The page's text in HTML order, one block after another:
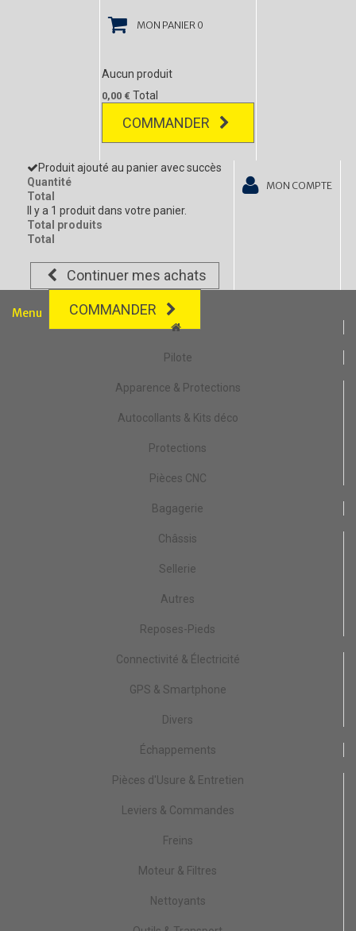
MON PANIER 0
Aucun produit
0,00 € Total
COMMANDER
Produit ajouté au panier avec succès
Quantité
Total
Il y a 1 produit dans votre panier.
Total produits
Total
Continuer mes achats
COMMANDER
MON COMPTE
Menu
Pilote
Apparence & Protections
Autocollants & Kits déco
Protections
Pièces CNC
Bagagerie
Châssis
Sellerie
Autres
Reposes-Pieds
Connectivité & Électricité
GPS & Smartphone
Divers
Échappements
Pièces d'Usure & Entretien
Leviers & Commandes
Freins
Moteur & Filtres
Nettoyants